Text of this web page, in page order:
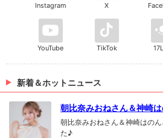
Instagram X
YouTube TikTok
新着＆ホットニュース
朝比奈みおねさん＆神崎
♪
朝比奈みおねさん＆神崎はの
た♪